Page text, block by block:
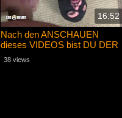
16:52
Nach den ANSCHAUEN
dieses VIDEOS bist DU DER
PERFEKTE CUCKOLD
(Homemade)
38 views